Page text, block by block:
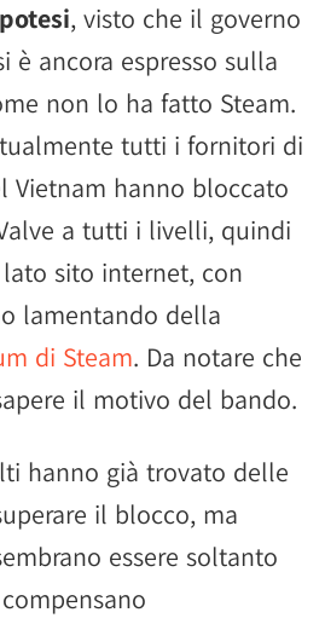
, visto che il governo
è ancora espresso sulla
non lo ha fatto Steam.
tutti i fornitori di
Vietnam hanno bloccato
a tutti i livelli, quindi
sito internet, con
lamentando della
di Steam. Da notare che
il motivo del bando.
hanno già trovato delle
il blocco, ma
essere soltanto